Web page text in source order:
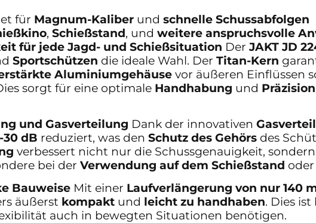
für Magnum-Kaliberund schnelle Schussabfolgen
, Schießstand, und weitere anspruchsvolle
für jede Jagd- und Schießsituation DerJAKT JD
Sportschützen die ideale Wahl. Der Titan-Kern
Aluminiumgehäusevor äußeren Einflüssen
sorgt für eine optimale Handhabung und Präzision
und Gasverteilung Dank der innovativen
30 dB reduziert, was den Schutz des Gehörsdes
verbessert nicht nur die Schussgenauigkeit,
bei der Verwendung auf dem Schießstand
BauweiseMit einer Laufverlängerung von nur 140
äußerst kompaktund leicht zu handhaben. Dies
auch in bewegten Situationen benötigen.